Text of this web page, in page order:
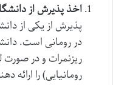
اخذ پذیرش از
پذیرش از یکی از
در رومانی است.
ریزنمرات و در صورت
رومانیایی) را ارائه